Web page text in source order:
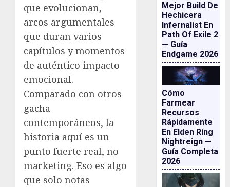
que evolucionan,
arcos argumentales
que duran varios
capítulos y momentos
de auténtico impacto
emocional.
Comparado con otros
gacha
contemporáneos, la
historia aquí es un
punto fuerte real, no
marketing. Eso es algo
que solo notas
Mejor Build De
Hechicera
Infernalist En
Path Of Exile 2
— Guía
Endgame 2026
Cómo
Farmear
Recursos
Rápidamente
En Elden Ring
Nightreign —
Guía Completa
2026